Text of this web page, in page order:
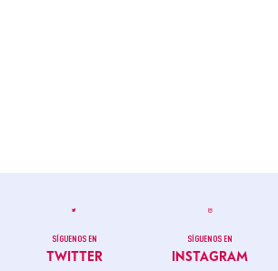
SÍGUENOS EN
TWITTER
SÍGUENOS EN
INSTAGRAM